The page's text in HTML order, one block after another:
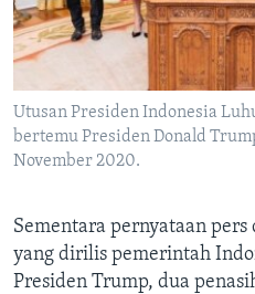
Utusan Presiden Indonesia
bertemu Presiden Donald
November 2020.
Sementara pernyataan
yang dirilis pemerintah
Presiden Trump, dua